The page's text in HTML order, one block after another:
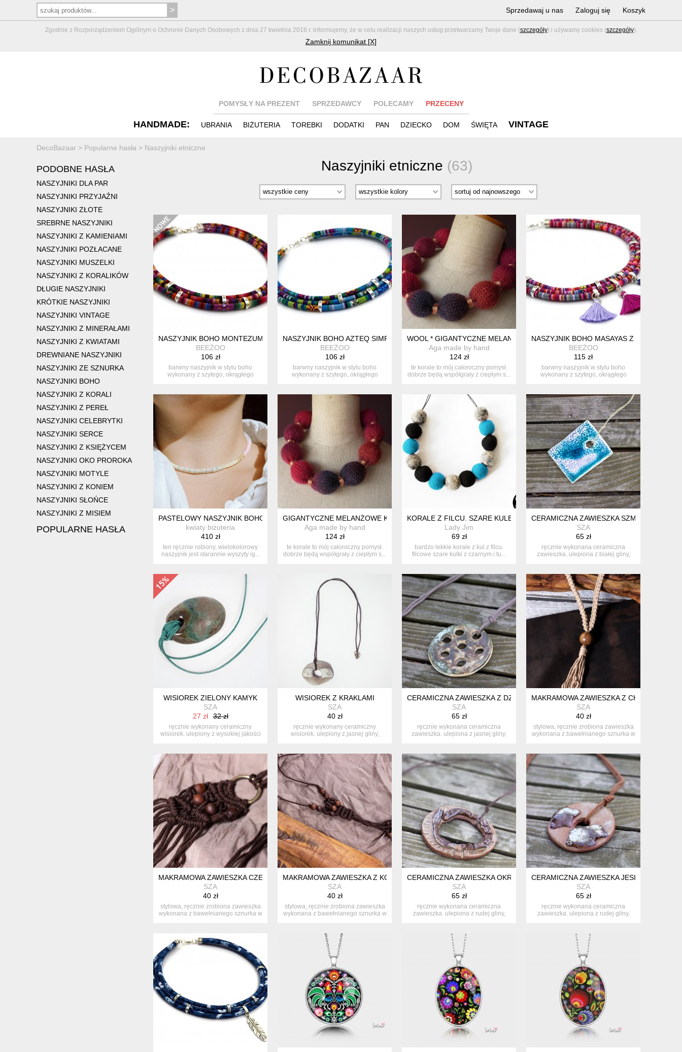
Zgodnie z Rozporządzeniem Ogólnym o Ochronie Danych Osobowych z dnia 27 kwietnia 2016 r. informujemy, że w celu realizacji naszych usług przetwarzamy Twoje dane (szczegóły) i używamy cookies (szczegóły).
Zamknij komunikat [X]
Sprzedawaj u nas Zaloguj się Koszyk
POMYSŁY NA PREZENT SPRZEDAWCY POLECAMY PRZECENY
HANDMADE: UBRANIA BIŻUTERIA TOREBKI DODATKI PAN DZIECKO DOM ŚWIĘTA VINTAGE
DecoBazaar > Popularne hasła > Naszyjniki etniczne
PODOBNE HASŁA
NASZYJNIKI DLA PAR
NASZYJNIKI PRZYJAŹNI
NASZYJNIKI ZŁOTE
SREBRNE NASZYJNIKI
NASZYJNIKI Z KAMIENIAMI
NASZYJNIKI POZŁACANE
NASZYJNIKI MUSZELKI
NASZYJNIKI Z KORALIKÓW
DŁUGIE NASZYJNIKI
KRÓTKIE NASZYJNIKI
NASZYJNIKI VINTAGE
NASZYJNIKI Z MINERAŁAMI
NASZYJNIKI Z KWIATAMI
DREWNIANE NASZYJNIKI
NASZYJNIKI ZE SZNURKA
NASZYJNIKI BOHO
NASZYJNIKI Z KORALI
NASZYJNIKI Z PEREŁ
NASZYJNIKI CELEBRYTKI
NASZYJNIKI SERCE
NASZYJNIKI Z KSIĘŻYCEM
NASZYJNIKI OKO PROROKA
NASZYJNIKI MOTYLE
NASZYJNIKI Z KONIEM
NASZYJNIKI SŁOŃCE
NASZYJNIKI Z MISIEM
POPULARNE HASŁA
Naszyjniki etniczne (63)
NASZYJNIK BOHO MONTEZUME SIMPLE
BEEŻOO
106 zł
barwny naszyjnik w stylu boho
wykonany z szytego, okrągłego
NASZYJNIK BOHO AZTEQ SIMPLE
BEEŻOO
106 zł
barwny naszyjnik w stylu boho
wykonany z szytego, okrągłego
WOOL * GIGANTYCZNE MELANŻOWE KORALE
Aga made by hand
124 zł
te korale to mój całoroczny pomysł.
dobrze będą współgrały z ciepłym s...
NASZYJNIK BOHO MASAYAS Z CHWOSTAMI
BEEŻOO
115 zł
barwny naszyjnik w stylu boho
wykonany z szytego, okrągłego
PASTELOWY NASZYJNIK BOHO, ETNICZNA BIŻUTERIA NA LATO
kwiaty biżuteria
410 zł
ten ręcznie robiony, wielokolorowy
naszyjnik jest starannie wyszyty ig...
GIGANTYCZNE MELANŻOWE KORALE
Aga made by hand
124 zł
te korale to mój całoroczny pomysł.
dobrze będą współgrały z ciepłym s...
KORALE Z FILCU. SZARE KULE I TURKUS. FILC.
Lady Jim
69 zł
bardzo lekkie korale z kul z filcu.
filcowe szare kulki z czarnym i tu...
CERAMICZNA ZAWIESZKA SZMARAGDOWA
SZA
65 zł
ręcznie wykonana ceramiczna
zawieszka. ulepiona z białej gliny,
WISIOREK ZIELONY KAMYK
SZA
27 zł
32 zł
ręcznie wykonany ceramiczny
wisiorek. ulepiony z wysokiej jakości
WISIOREK Z KRAKLAMI
SZA
40 zł
ręcznie wykonany ceramiczny
wisiorek. ulepiony z jasnej gliny,
CERAMICZNA ZAWIESZKA Z DZIURKAMI
SZA
65 zł
ręcznie wykonana ceramiczna
zawieszka. ulepiona z jasnej gliny,
MAKRAMOWA ZAWIESZKA Z CHWOSTEM
SZA
40 zł
stylowa, ręcznie zrobiona zawieszka
wykonana z bawełnianego sznurka w
MAKRAMOWA ZAWIESZKA CZEKOLADOWA
SZA
40 zł
stylowa, ręcznie zrobiona zawieszka
wykonana z bawełnianego sznurka w
MAKRAMOWA ZAWIESZKA Z KORALIKAMI
SZA
40 zł
stylowa, ręcznie zrobiona zawieszka
wykonana z bawełnianego sznurka w
CERAMICZNA ZAWIESZKA OKRĄGŁA
SZA
65 zł
ręcznie wykonana ceramiczna
zawieszka. ulepiona z rudej gliny,
CERAMICZNA ZAWIESZKA JESIENNA
SZA
65 zł
ręcznie wykonana ceramiczna
zawieszka. ulepiona z rudej gliny,